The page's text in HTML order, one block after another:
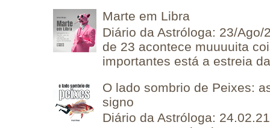
Marte em Libra
Diário da Astróloga: 23/
de 23 acontece muuuuita
importantes está a estreia
O lado sombrio de Peixes:
signo
Diário da Astróloga: